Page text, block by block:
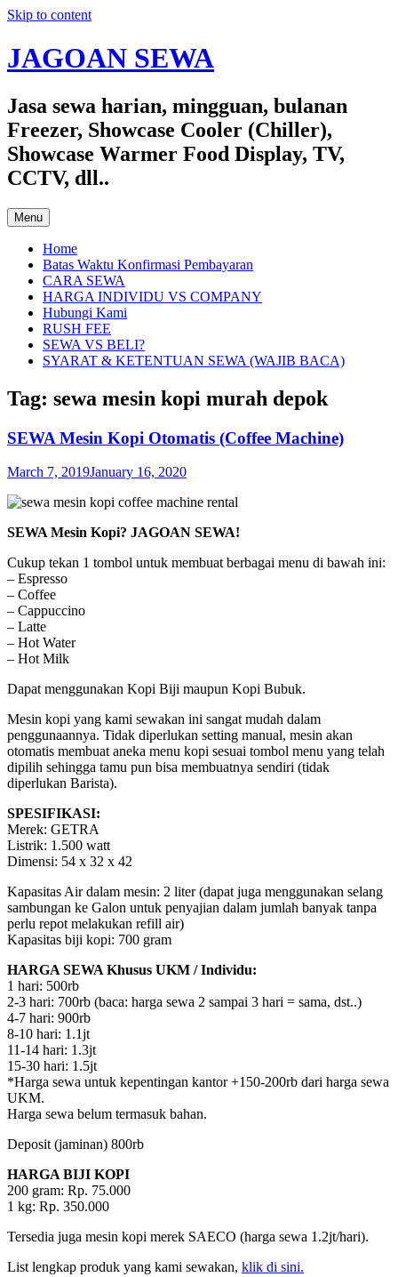
Skip to content
JAGOAN SEWA
Jasa sewa harian, mingguan, bulanan
Freezer, Showcase Cooler (Chiller),
Showcase Warmer Food Display, TV,
CCTV, dll..
Menu
Home
Batas Waktu Konfirmasi Pembayaran
CARA SEWA
HARGA INDIVIDU VS COMPANY
Hubungi Kami
RUSH FEE
SEWA VS BELI?
SYARAT & KETENTUAN SEWA (WAJIB BACA)
Tag: sewa mesin kopi murah depok
SEWA Mesin Kopi Otomatis (Coffee Machine)
March 7, 2019January 16, 2020
SEWA Mesin Kopi? JAGOAN SEWA!
Cukup tekan 1 tombol untuk membuat berbagai menu di bawah ini:
– Espresso
– Coffee
– Cappuccino
– Latte
– Hot Water
– Hot Milk
Dapat menggunakan Kopi Biji maupun Kopi Bubuk.
Mesin kopi yang kami sewakan ini sangat mudah dalam
penggunaannya. Tidak diperlukan setting manual, mesin akan
otomatis membuat aneka menu kopi sesuai tombol menu yang telah
dipilih sehingga tamu pun bisa membuatnya sendiri (tidak
diperlukan Barista).
SPESIFIKASI:
Merek: GETRA
Listrik: 1.500 watt
Dimensi: 54 x 32 x 42
Kapasitas Air dalam mesin: 2 liter (dapat juga menggunakan selang
sambungan ke Galon untuk penyajian dalam jumlah banyak tanpa
perlu repot melakukan refill air)
Kapasitas biji kopi: 700 gram
HARGA SEWA Khusus UKM / Individu:
1 hari: 500rb
2-3 hari: 700rb (baca: harga sewa 2 sampai 3 hari = sama, dst..)
4-7 hari: 900rb
8-10 hari: 1.1jt
11-14 hari: 1.3jt
15-30 hari: 1.5jt
*Harga sewa untuk kepentingan kantor +150-200rb dari harga sewa
UKM.
Harga sewa belum termasuk bahan.
Deposit (jaminan) 800rb
HARGA BIJI KOPI
200 gram: Rp. 75.000
1 kg: Rp. 350.000
Tersedia juga mesin kopi merek SAECO (harga sewa 1.2jt/hari).
List lengkap produk yang kami sewakan, klik di sini.